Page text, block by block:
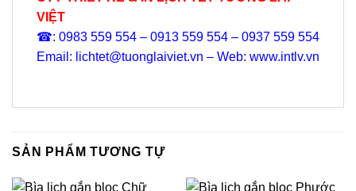
VIỆT
☎: 0983 559 554 – 0913 559 554 – 0937 559 554
Email: lichtet@tuonglaiviet.vn – Web: www.intlv.vn
SẢN PHẨM TƯƠNG TỰ